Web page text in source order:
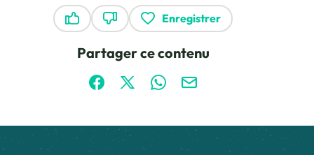
Enregistrer
Partager ce contenu
Partager sur Facebook (nouvelle fenêtre)
Partager sur X / Twitter (nouvelle
Partager sur WhatsApp
Partager par mail